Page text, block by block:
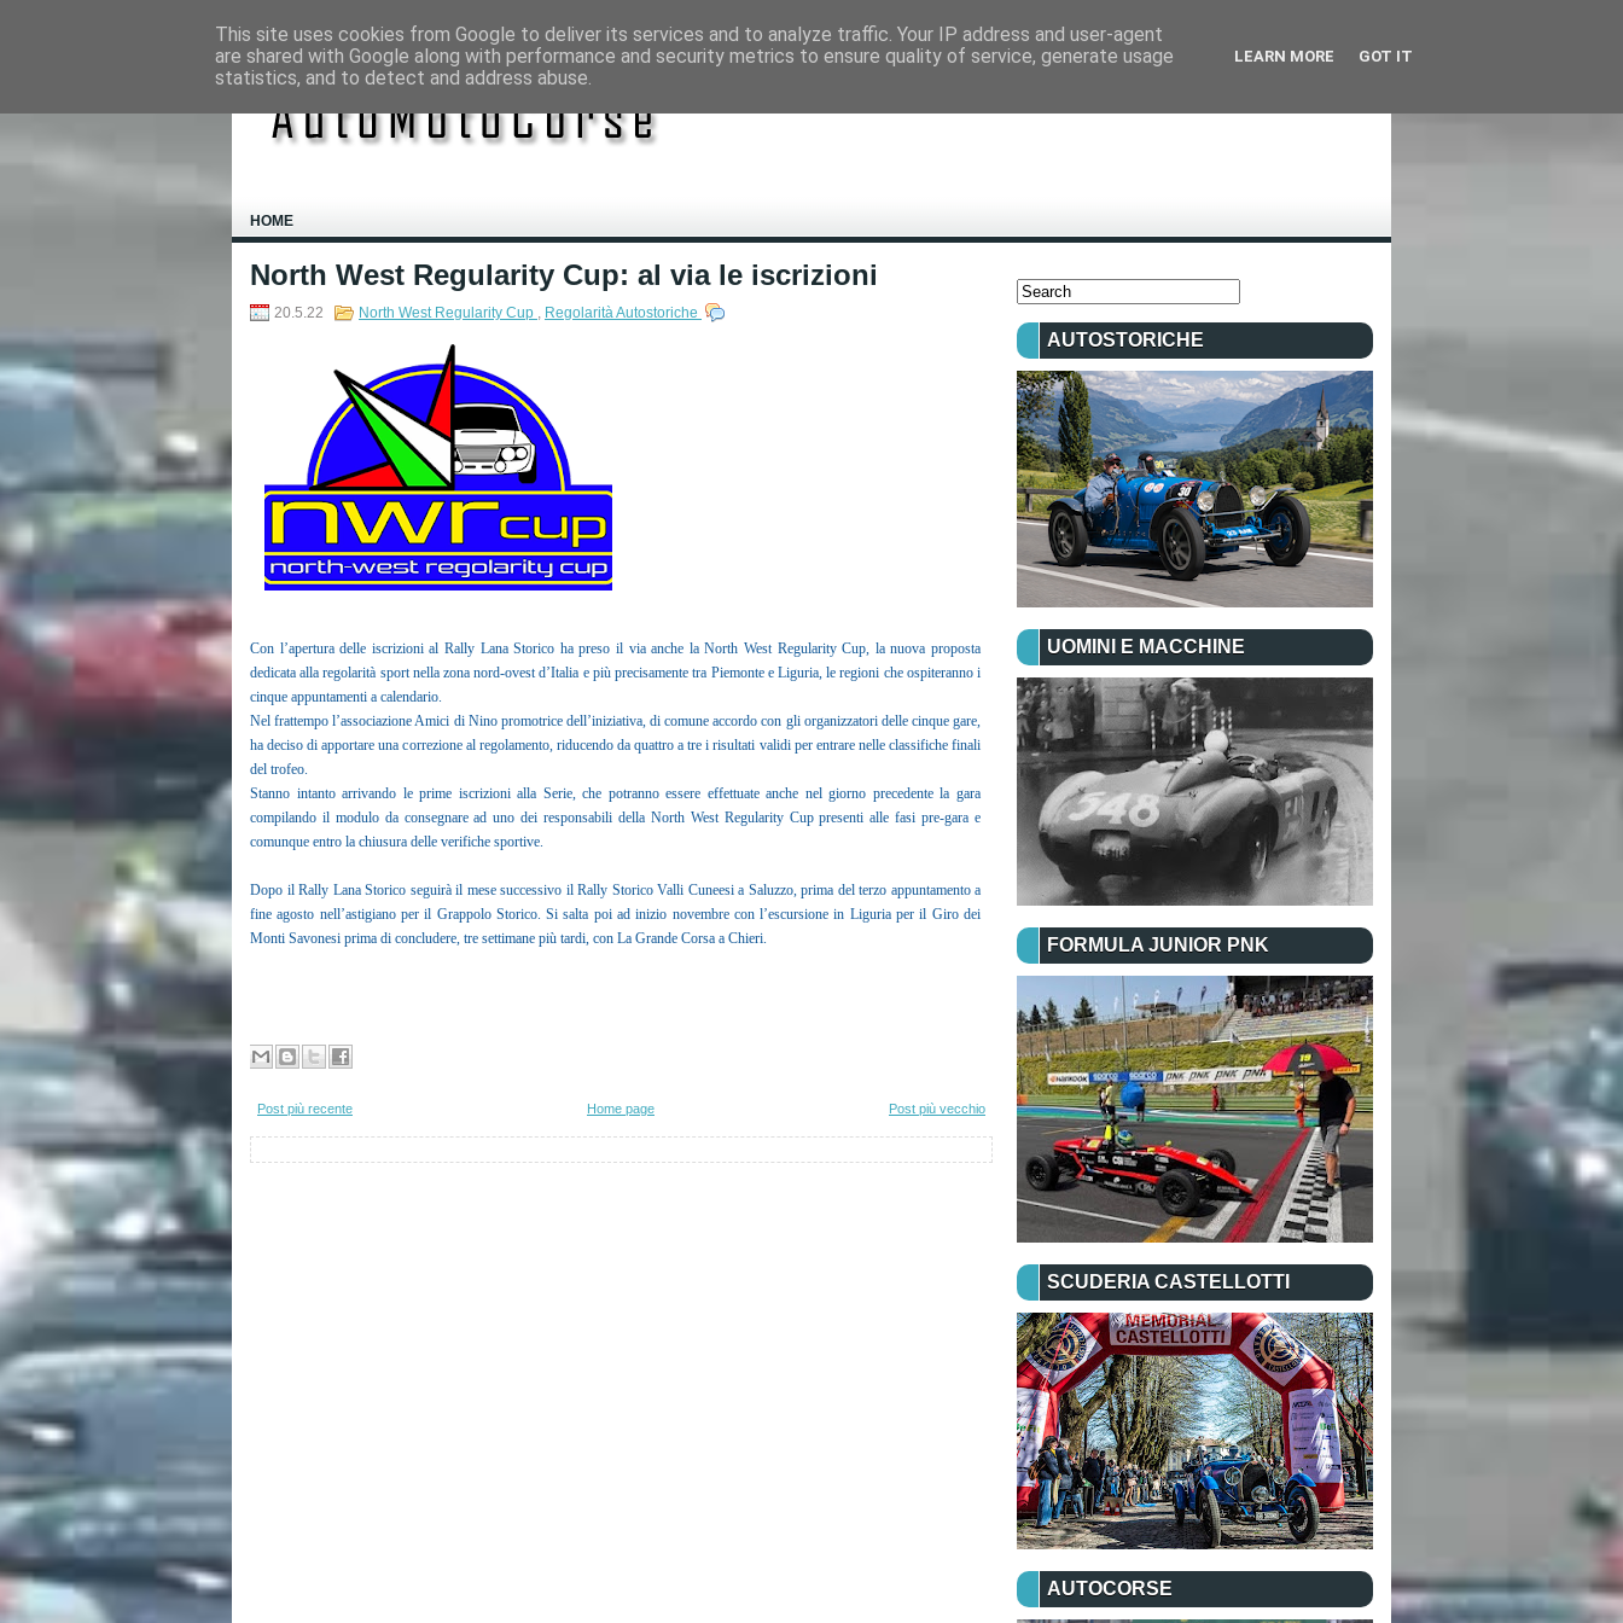
HOME
North West Regularity Cup: al via le iscrizioni
20.5.22 North West Regularity Cup , Regolarità Autostoriche
Con l’apertura delle iscrizioni al Rally Lana Storico ha preso il via anche la North West Regularity Cup, la nuova proposta
dedicata alla regolarità sport nella zona nord-ovest d’Italia e più precisamente tra Piemonte e Liguria, le regioni che ospiteranno i
cinque appuntamenti a calendario.
Nel frattempo l’associazione Amici di Nino promotrice dell’iniziativa, di comune accordo con gli organizzatori delle cinque gare,
ha deciso di apportare una correzione al regolamento, riducendo da quattro a tre i risultati validi per entrare nelle classifiche finali
del trofeo.
Stanno intanto arrivando le prime iscrizioni alla Serie, che potranno essere effettuate anche nel giorno precedente la gara
compilando il modulo da consegnare ad uno dei responsabili della North West Regularity Cup presenti alle fasi pre-gara e
comunque entro la chiusura delle verifiche sportive.
Dopo il Rally Lana Storico seguirà il mese successivo il Rally Storico Valli Cuneesi a Saluzzo, prima del terzo appuntamento a
fine agosto nell’astigiano per il Grappolo Storico. Si salta poi ad inizio novembre con l’escursione in Liguria per il Giro dei
Monti Savonesi prima di concludere, tre settimane più tardi, con La Grande Corsa a Chieri.
Post più recente Post più vecchio
Home page
AUTOSTORICHE
UOMINI E MACCHINE
FORMULA JUNIOR PNK
SCUDERIA CASTELLOTTI
AUTOCORSE
This site uses cookies from Google to deliver its services and to analyze traffic. Your IP address and user-agent
are shared with Google along with performance and security metrics to ensure quality of service, generate usage
statistics, and to detect and address abuse.
LEARN MORE GOT IT